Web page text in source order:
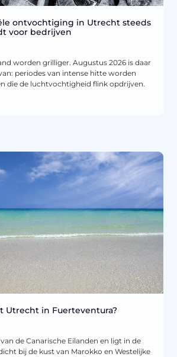
ontvochtiging in Utrecht steeds
voor bedrijven
worden grilliger. Augustus 2026 is daar
periodes van intense hitte worden
die de luchtvochtigheid flink opdrijven.
Utrecht in Fuerteventura?
de Canarische Eilanden en ligt in de
bij de kust van Marokko en Westelijke